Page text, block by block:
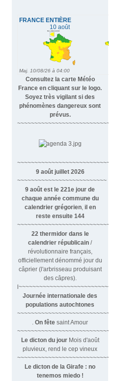
Consultez la carte Météo
France en cliquant sur le logo.
Soyez très vigilant si des
phénomènes dangereux sont
prévus.
~~~~~~~~~~~~~~~~~~~~~~~~~~~~
9 août juillet 2026
~~~~~~~~~~~~~~~~~~~~~~~~~~
9 août est le 221e jour de
chaque année commune du
calendrier grégorien il en
reste ensuite 144
22 thermidor dans le
calendrier républicain /
révolutionnaire français,
officiellement dénommé jour du
câprier (l'arbrisseau produisant
des câpres).
l~~~~~~~~~~~~~~~~~~~~~~~~~~~
Journée internationale des
populations autochtones
~~~~~~~~~~~~~~~~~~~~~~~~~~~
On fêtesaint Amour
Le dicton du jour Mois d'août
pluvieux, rend le cep vineux
Le dicton de la Girafe : no
tenemos miedo !